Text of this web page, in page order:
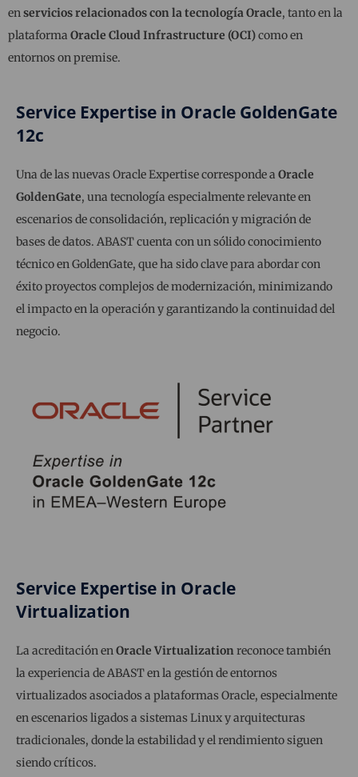
enservicios relacionados con la tecnología Oracle, tanto en la
plataforma Oracle Cloud Infrastructure (OCI)como en
entornos on premise.
Service Expertise in Oracle GoldenGate
12c
Una de las nuevas Oracle Expertise corresponde a Oracle
GoldenGate, una tecnología especialmente relevante en
escenarios de consolidación, replicación y migración de
bases de datos. ABAST cuenta con un sólido conocimiento
técnico en GoldenGate, que ha sido clave para abordar con
éxito proyectos complejos de modernización, minimizando
el impacto en la operación y garantizando la continuidad del
negocio.
Service Expertise in Oracle
Virtualization
La acreditación enOracle Virtualizationreconoce también
la experiencia de ABAST en la gestión de entornos
virtualizados asociados a plataformas Oracle, especialmente
en escenarios ligados a sistemas Linux y arquitecturas
tradicionales, donde la estabilidad y el rendimiento siguen
siendo críticos.